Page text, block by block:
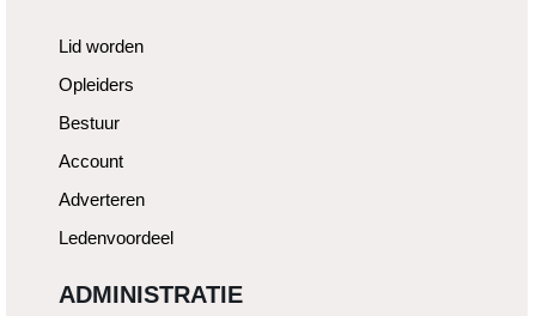
Lid worden
Opleiders
Bestuur
Account
Adverteren
Ledenvoordeel
ADMINISTRATIE